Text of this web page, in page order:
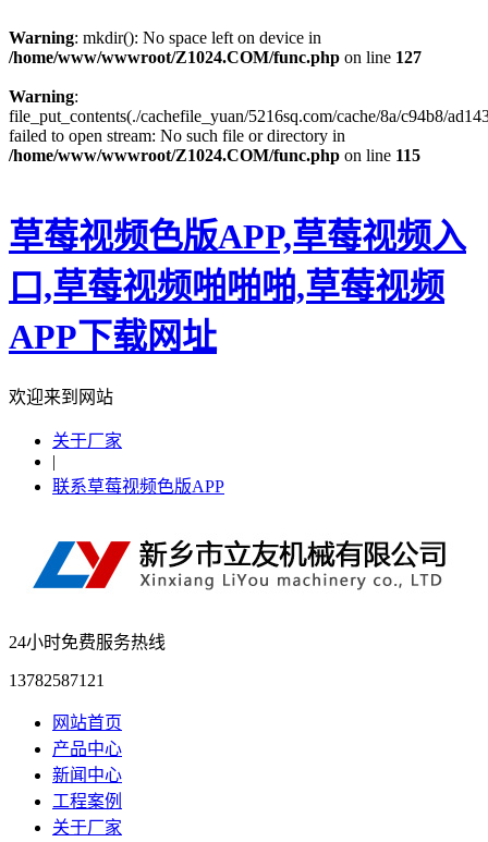
Warning: mkdir(): No space left on device in
/home/www/wwwroot/Z1024.COM/func.php on line 127
Warning:
file_put_contents(./cachefile_yuan/5216sq.com/cache/8a/c94b8/
failed to open stream: No such file or directory in
/home/www/wwwroot/Z1024.COM/func.php on line 115
草莓视频色版APP,草莓视频入
口,草莓视频啪啪啪,草莓视频
APP下载网址
欢迎来到网站
关于厂家
|
联系草莓视频色版APP
24小时免费服务热线
13782587121
网站首页
产品中心
新闻中心
工程案例
关于厂家